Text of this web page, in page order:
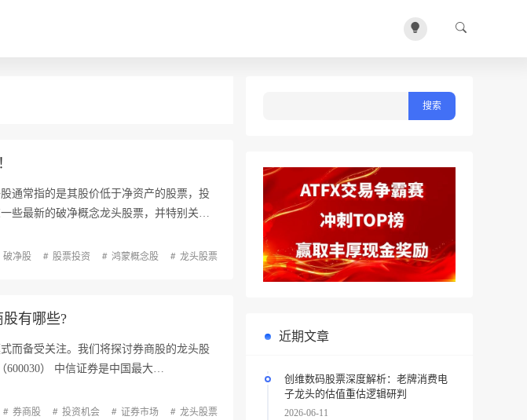
通常指的是其股价低于净资产的股票，投
些最新的破净概念龙头股票，并特别关
破净股 股票投资 鸿蒙概念股 龙头股票
有哪些?
而备受关注。我们将探讨券商股的龙头股
） 中信证券是中国最大…
券商股 投资机会 证券市场 龙头股票
近期文章
创维数码股票深度解析：老牌消费电
子龙头的估值重估逻辑研判
2026-06-11